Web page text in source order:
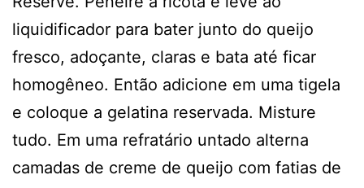
liquidificador para bater junto do queijo
fresco, adoçante, claras e bata até ficar
homogêneo. Então adicione em uma tigela
e coloque a gelatina reservada. Misture
tudo. Em uma refratário untado alterna
camadas de creme de queijo com fatias de